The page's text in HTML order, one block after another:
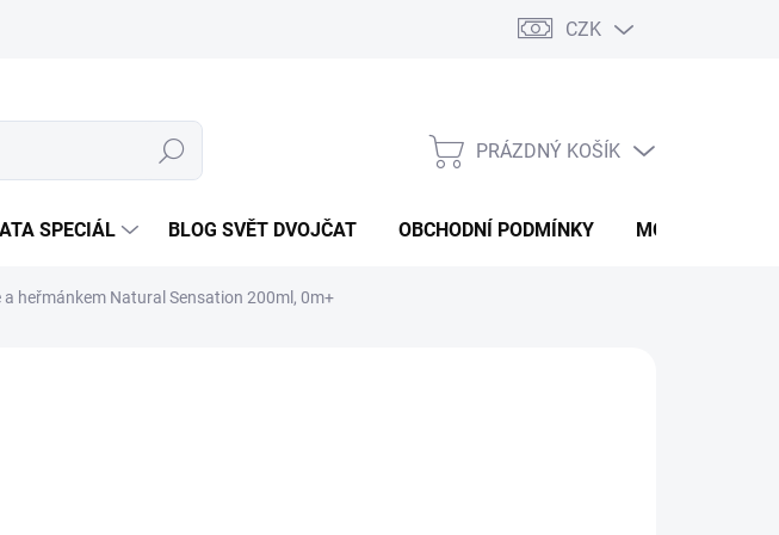
CZK
Hledat
NÁKUPNÍ
PRÁZDNÝ KOŠÍK
SPECIÁL BLOG SVĚT DVOJČAT OBCHODNÍ PODMÍNKY MOJE
a heřmánkem Natural Sensation 200ml, 0m+